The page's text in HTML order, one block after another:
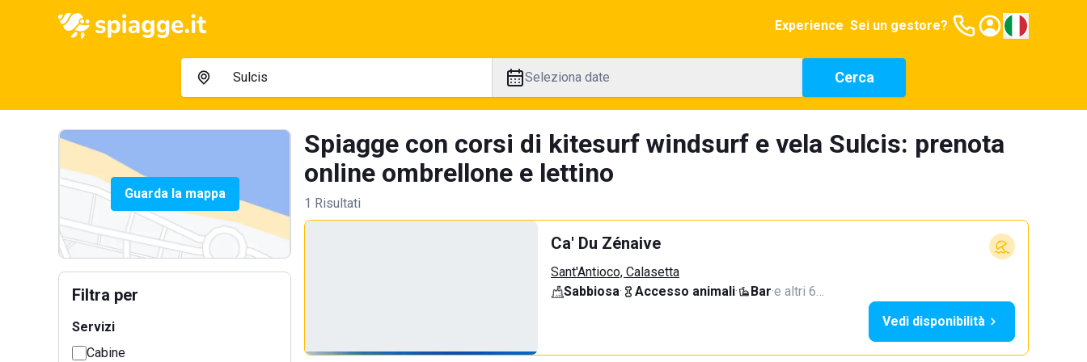
Experience Sei un gestore?
Seleziona date Cerca
Guarda la mappa
Filtra per
Servizi
Cabine
Spiagge con corsi di kitesurf windsurf e vela Sulcis: prenota
online ombrellone e lettino
1 Risultati
Ca' Du Zénaive
Sant'Antioco, Calasetta
Sabbiosa· Accesso animali· Bar·e altri 6…
Vedi disponibilità